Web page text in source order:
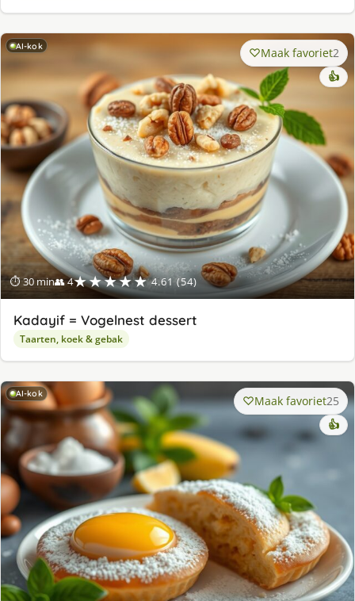
AI-kok
⏱ 30 min👥 4★★★★★ 4.61 (54)
Maak favoriet2
👍
Kadayif = Vogelnest dessert
Taarten, koek & gebak
AI-kok Maak favoriet25
👍